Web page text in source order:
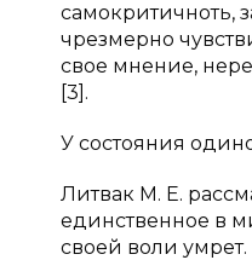
самокритичноть,
чрезмерно
свое мнение,
[3].
У состояния
Литвак М. Е.
единственное в
своей воли